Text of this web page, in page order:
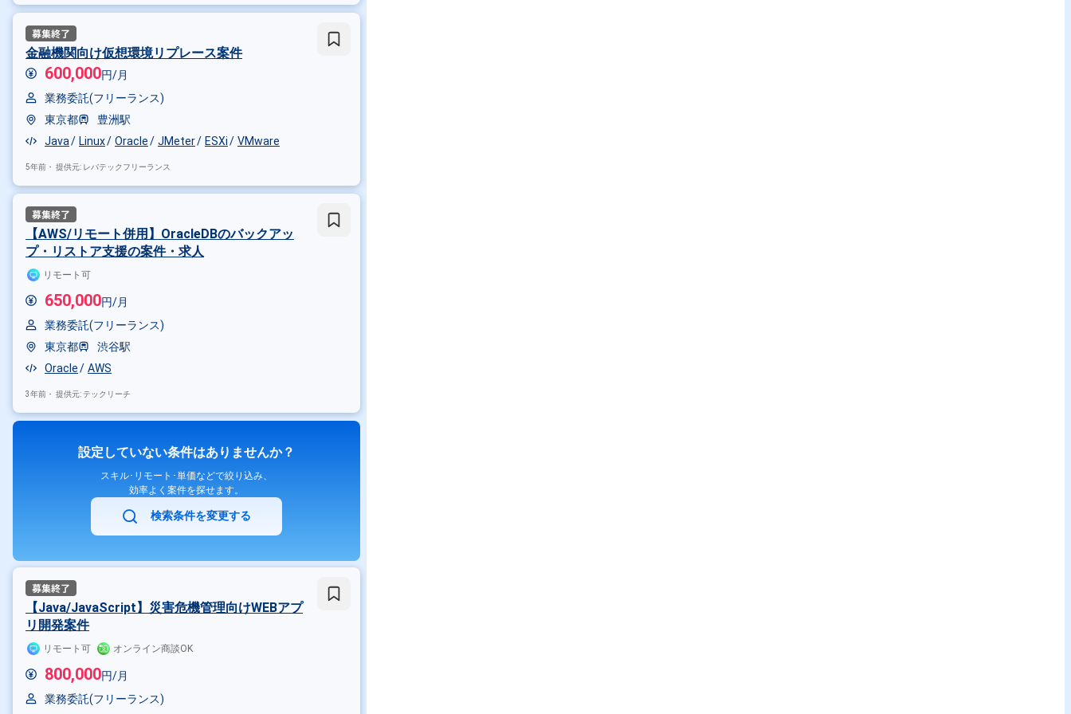
金融機関向け仮想環境リプレース案件
600,000円/月
業務委託(フリーランス)
東京都
豊洲駅
Java
Linux Oracle JMeter ESXi VMware
5年前・ 提供元: レバテックフリーランス
【AWS/リモート併用】OracleDBのバックアッ
プ・リストア支援の案件・求人
リモート可
650,000円/月
業務委託(フリーランス)
東京都
渋谷駅
Oracle
AWS
3年前・ 提供元: テックリーチ
設定していない条件はありませんか？
スキル･リモート･単価などで絞り込み、
効率よく案件を探せます。
検索条件を変更する
【Java/JavaScript】災害危機管理向けWEBアプ
リ開発案件
リモート可 オンライン商談OK
800,000円/月
業務委託(フリーランス)